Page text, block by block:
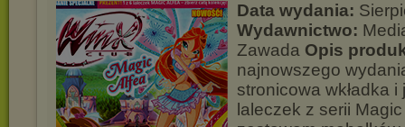
Data wydania:
Wydawnictwo:
Zawada Opis
najnowszego
stronicowa wkładka
laleczek z serii